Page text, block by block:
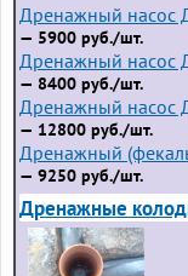
Дренажный насос
— 5900 руб./шт.
Дренажный насос
— 8400 руб./шт.
Дренажный насос
— 12800 руб./шт.
Дренажный
— 9250 руб./шт.
Дренажные